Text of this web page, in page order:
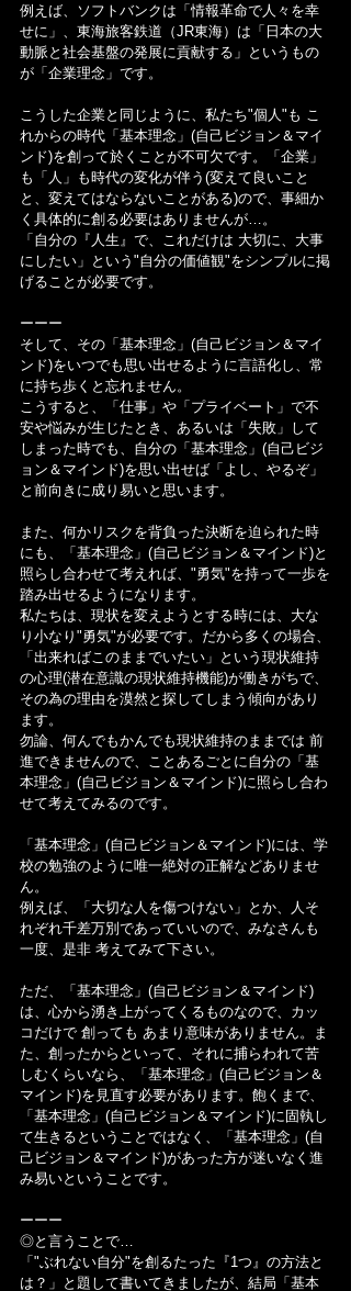
例えば、ソフトバンクは「情報革命で人々を幸
せに」、東海旅客鉄道（JR東海）は「日本の大
動脈と社会基盤の発展に貢献する」というもの
が「企業理念」です。
こうした企業と同じように、私たち"個人"も こ
れからの時代「基本理念」(自己ビジョン＆マイ
ンド)を創って於くことが不可欠です。「企業」
も「人」も時代の変化が伴う(変えて良いこと
と、変えてはならないことがある)ので、事細か
く具体的に創る必要はありませんが…。
「自分の『人生』で、これだけは 大切に、大事
にしたい」という"自分の価値観"をシンプルに掲
げることが必要です。
ーーー
そして、その「基本理念」(自己ビジョン＆マイ
ンド)をいつでも思い出せるように言語化し、常
に持ち歩くと忘れません。
こうすると、「仕事」や「プライベート」で不
安や悩みが生じたとき、あるいは「失敗」して
しまった時でも、自分の「基本理念」(自己ビジ
ョン＆マインド)を思い出せば「よし、やるぞ」
と前向きに成り易いと思います。
また、何かリスクを背負った決断を迫られた時
にも、「基本理念」(自己ビジョン＆マインド)と
照らし合わせて考えれば、"勇気"を持って一歩を
踏み出せるようになります。
私たちは、現状を変えようとする時には、大な
り小なり"勇気"が必要です。だから多くの場合、
「出来ればこのままでいたい」という現状維持
の心理(潜在意識の現状維持機能)が働きがちで、
その為の理由を漠然と探してしまう傾向があり
ます。
勿論、何んでもかんでも現状維持のままでは 前
進できませんので、ことあるごとに自分の「基
本理念」(自己ビジョン＆マインド)に照らし合わ
せて考えてみるのです。
「基本理念」(自己ビジョン＆マインド)には、学
校の勉強のように唯一絶対の正解などありませ
ん。
例えば、「大切な人を傷つけない」とか、人そ
れぞれ千差万別であっていいので、みなさんも
一度、是非 考えてみて下さい。
ただ、「基本理念」(自己ビジョン＆マインド)
は、心から湧き上がってくるものなので、カッ
コだけで 創っても あまり意味がありません。ま
た、創ったからといって、それに捕らわれて苦
しむくらいなら、「基本理念」(自己ビジョン＆
マインド)を見直す必要があります。飽くまで、
「基本理念」(自己ビジョン＆マインド)に固執し
て生きるということではなく、「基本理念」(自
己ビジョン＆マインド)があった方が迷いなく進
み易いということです。
ーーー
◎と言うことで…
「"ぶれない自分"を創るたった『1つ』の方法と
は？」と題して書いてきましたが、結局「基本